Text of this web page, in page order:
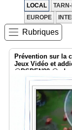
Garonne
TvLocale
France
Accueil
RUBRIQUES
LOCAL
EUROPE
Rubriques
Prévention sur la
Jeux Vidéo et
@DSDEN82